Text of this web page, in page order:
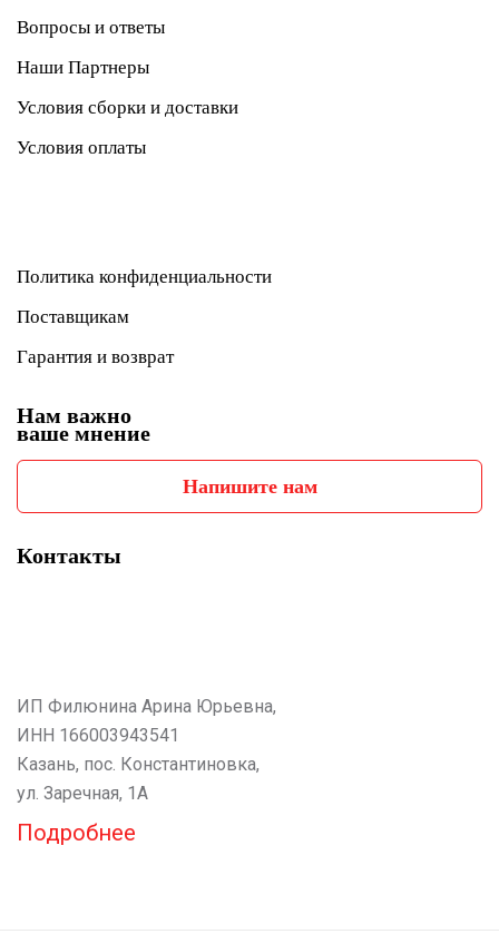
Вопросы и ответы
Наши Партнеры
Условия сборки и доставки
Условия оплаты
Политика конфиденциальности
Поставщикам
Гарантия и возврат
Нам важно
ваше мнение
Напишите нам
Контакты
ИП Филюнина Арина Юрьевна,
ИНН 166003943541
Казань, пос. Константиновка,
ул. Заречная, 1А
Подробнее